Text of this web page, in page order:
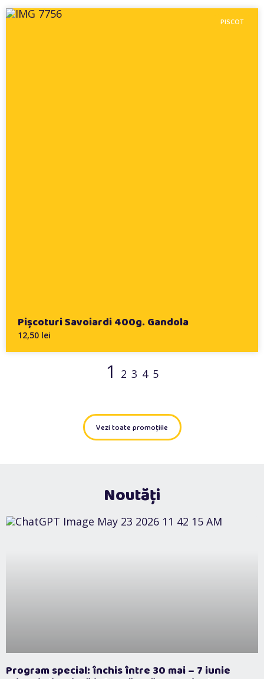
PISCOT
Pișcoturi Savoiardi 400g. Gandola
12,50 lei
1 2 3 4 5
Vezi toate promoțiile
Noutăți
Program special: închis între 30 mai – 7 iunie